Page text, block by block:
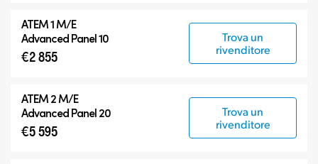
ATEM 1 M/E
Advanced Panel 10
€2 855
Trova un
rivenditore
ATEM 2 M/E
Advanced Panel 20
€5 595
Trova un
rivenditore